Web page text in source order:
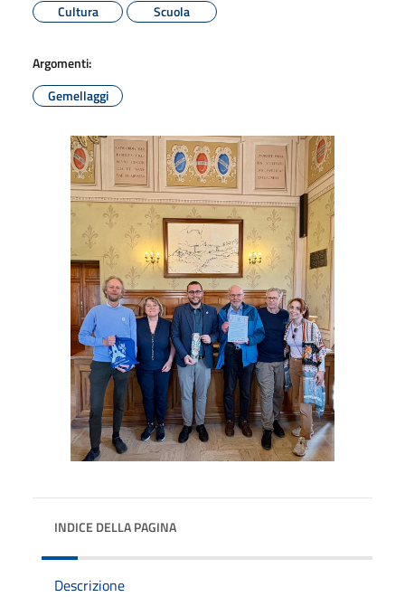
Cultura
Scuola
Argomenti:
Gemellaggi
INDICE DELLA PAGINA
Descrizione